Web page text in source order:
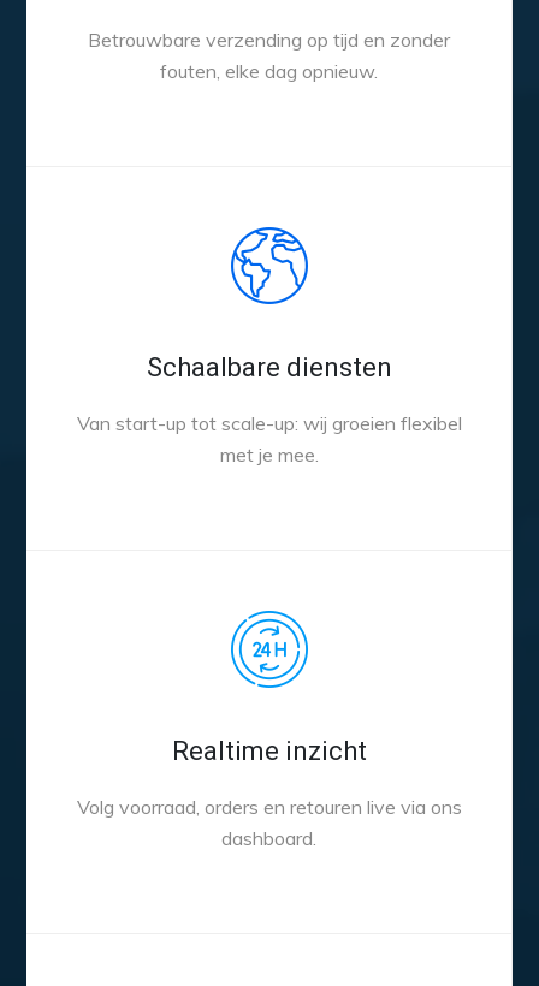
Betrouwbare verzending op tijd en zonder
fouten, elke dag opnieuw.
Schaalbare diensten
Van start-up tot scale-up: wij groeien flexibel
met je mee.
Realtime inzicht
Volg voorraad, orders en retouren live via ons
dashboard.